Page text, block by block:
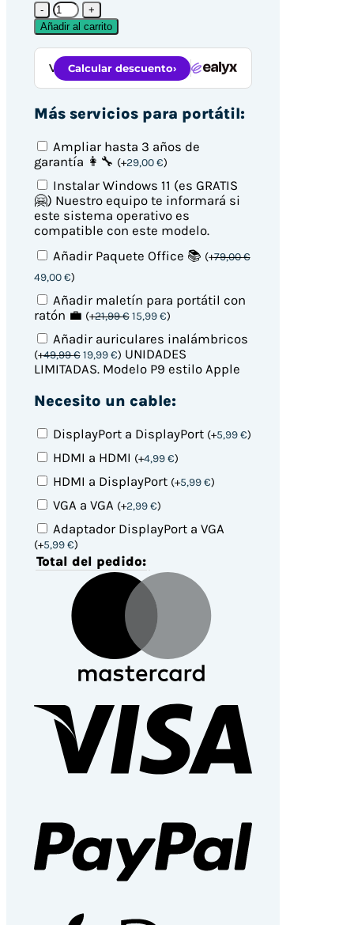
HP
ProBook
640
G5
14"
8265U
8GB
DDR4
M.2
SATA
Windows
11
cantidad
Añadir al carrito
Más servicios para portátil:
Ampliar hasta 3 años de
garantía 👩‍🔧 (+29,00€)
Instalar Windows 11 (es GRATIS
🤗) Nuestro equipo te informará si
este sistema operativo es
compatible con este modelo.
Añadir Paquete Office 📚 (+79,00€
49,00€)
Añadir maletín para portátil con
ratón 💼 (+21,99€ 15,99€)
Añadir auriculares inalámbricos
(+49,99€ 19,99€) UNIDADES
LIMITADAS. Modelo P9 estilo Apple
Necesito un cable:
DisplayPort a DisplayPort (+5,99€)
HDMI a HDMI (+4,99€)
HDMI a DisplayPort (+5,99€)
VGA a VGA (+2,99€)
Adaptador DisplayPort a VGA
(+5,99€)
Total del pedido: